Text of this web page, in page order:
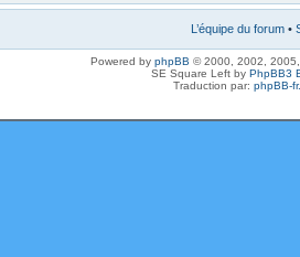
L’équipe du forum •
Powered by phpBB © 2000, 2002,
SE Square Left by PhpBB3
Traduction par: phpBB-